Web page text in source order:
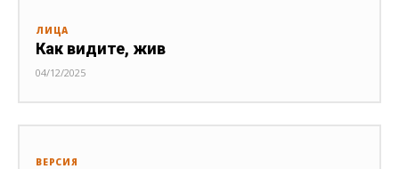
ЛИЦА
Как видите, жив
04/12/2025
ВЕРСИЯ